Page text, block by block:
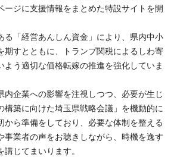
ージに支援情報をまとめた特設サイトを開
る「経営あんしん資金」により、県内中小
期すとともに、トランプ関税によるしわ寄
よう適切な価格転嫁の推進を強化していま
内企業への影響を注視しつつ、必要が生じ
構築に向けた埼玉県戦略会議」を機動的に
から準備をしており、必要な体制を整える
事業者の声をお聴きしながら、時機を逸す
じてまいります。